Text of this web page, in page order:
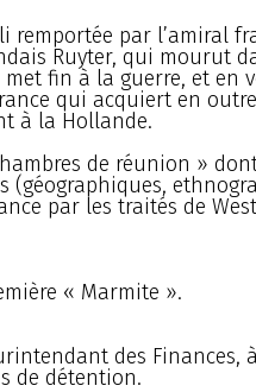
remportée par l’amiral
Ruyter, qui mourut
met fin à la guerre, et en
qui acquiert en
à la Hollande.
de réunion »
(géographiques,
par les traités de
« Marmite ».
des Finances,
de détention.